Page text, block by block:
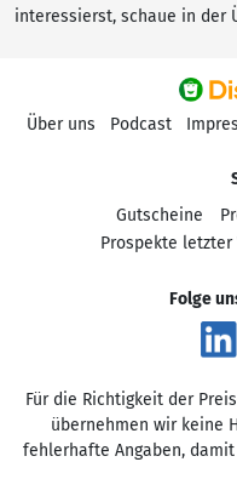
interessierst, schaue in der
Über uns Podcast
Gutscheine
Prospekte letzter
Folge
Für die Richtigkeit der
übernehmen wir keine
fehlerhafte Angaben,